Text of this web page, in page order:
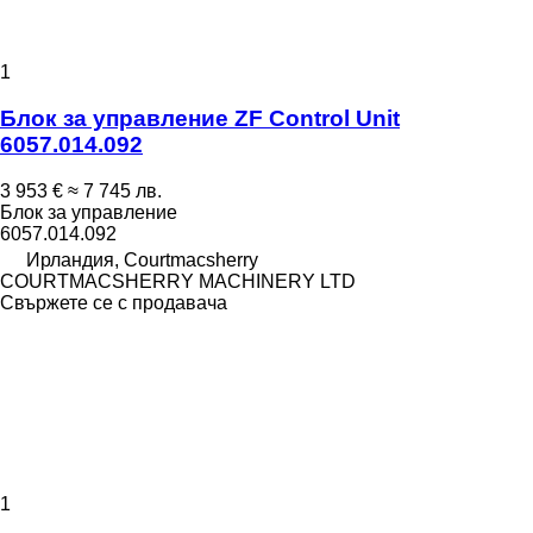
1
Блок за управление ZF Control Unit
6057.014.092
3 953 € ≈ 7 745 лв.
Блок за управление
6057.014.092
Ирландия, Courtmacsherry
COURTMACSHERRY MACHINERY LTD
Свържете се с продавача
1